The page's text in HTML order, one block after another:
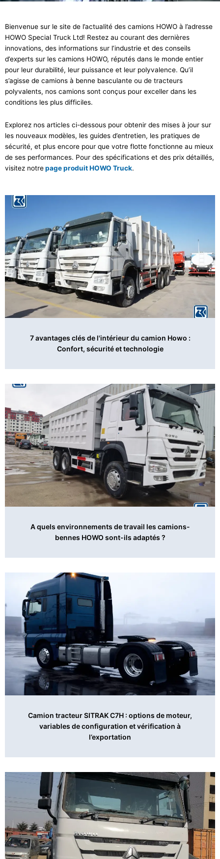
Bienvenue sur le site de l’actualité des camions HOWO à l’adresse
HOWO Special Truck Ltd! Restez au courant des dernières
innovations, des informations sur l’industrie et des conseils
d’experts sur les camions HOWO, réputés dans le monde entier
pour leur durabilité, leur puissance et leur polyvalence. Qu’il
s’agisse de camions à benne basculante ou de tracteurs
polyvalents, nos camions sont conçus pour exceller dans les
conditions les plus difficiles.
Explorez nos articles ci-dessous pour obtenir des mises à jour sur
les nouveaux modèles, les guides d’entretien, les pratiques de
sécurité, et plus encore pour que votre flotte fonctionne au mieux
de ses performances. Pour des spécifications et des prix détaillés,
visitez notrepage produit HOWO Truck.
7 avantages clés de l'intérieur du camion Howo :
Confort, sécurité et technologie
A quels environnements de travail les camions-
bennes HOWO sont-ils adaptés ?
Camion tracteur SITRAK C7H : options de moteur,
variables de configuration et vérification à
l’exportation